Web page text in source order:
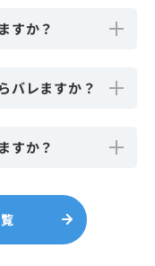
すか？
バレますか？
すか？